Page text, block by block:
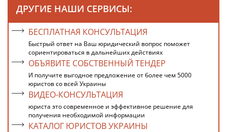
ДРУГИЕ НАШИ СЕРВИСЫ:
БЕСПЛАТНАЯ КОНСУЛЬТАЦИЯ
Быстрый ответ на Ваш юридический вопрос поможет
сориентироваться в дальнейших действиях
ОБЪЯВИТЕ СОБСТВЕННЫЙ ТЕНДЕР
И получите выгодное предложение от более чем 5000
юристов со всей Украины
ВИДЕО-КОНСУЛЬТАЦИЯ
юриста это современное и эффективное решение для
получения необходимой информации
КАТАЛОГ ЮРИСТОВ УКРАИНЫ